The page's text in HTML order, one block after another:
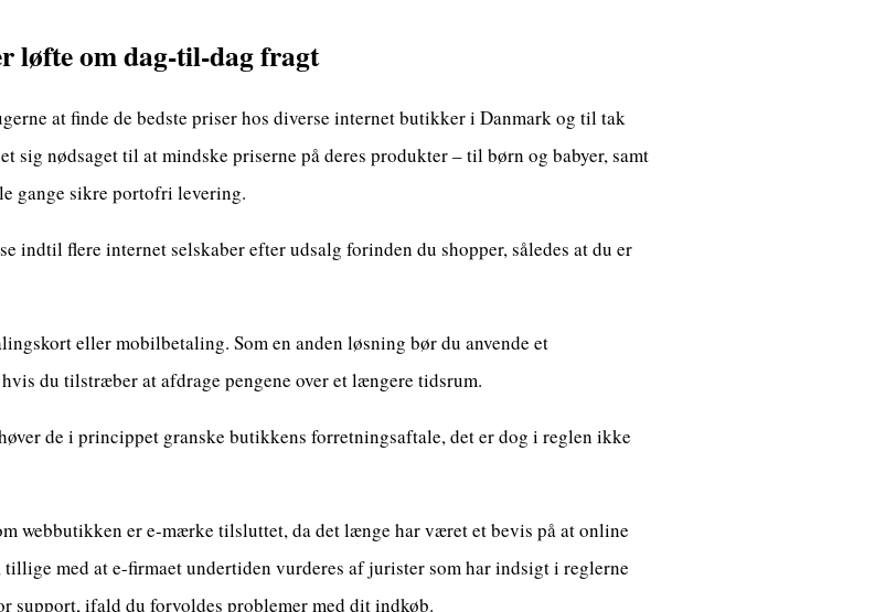
løfte om dag-til-dag fragt
at finde de bedste priser hos diverse internet butikker i Danmark og til tak
sig nødsaget til at mindske priserne på deres produkter – til børn og babyer, samt
gange sikre portofri levering.
indtil flere internet selskaber efter udsalg forinden du shopper, således at du er
eller mobilbetaling. Som en anden løsning bør du anvende et
du tilstræber at afdrage pengene over et længere tidsrum.
de i princippet granske butikkens forretningsaftale, det er dog i reglen ikke
webbutikken er e-mærke tilsluttet, da det længe har været et bevis på at online
med at e-firmaet undertiden vurderes af jurister som har indsigt i reglerne
support, ifald du forvoldes problemer med dit indkøb.